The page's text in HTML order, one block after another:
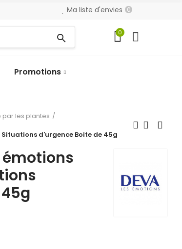
Ma liste d'envies 0
search 0
Promotions
les plantes
Situations d'urgence Boite de 45g
émotions